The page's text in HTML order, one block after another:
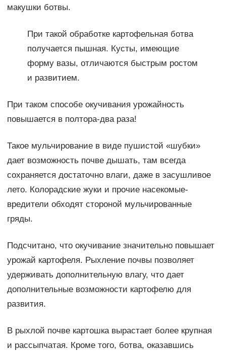
макушки ботвы.
При такой обработке картофельная ботва
получается пышная. Кусты, имеющие
форму вазы, отличаются быстрым ростом
и развитием.
При таком способе окучивания урожайность
повышается в полтора-два раза!
Такое мульчирование в виде пушистой «шубки»
дает возможность почве дышать, там всегда
сохраняется достаточно влаги, даже в засушливое
лето. Колорадские жуки и прочие насекомые-
вредители обходят стороной мульчированные
гряды.
Подсчитано, что окучивание значительно повышает
урожай картофеля. Рыхление почвы позволяет
удерживать дополнительную влагу, что дает
дополнительные возможности картофелю для
развития.
В рыхлой почве картошка вырастает более крупная
и рассыпчатая. Кроме того, ботва, оказавшись